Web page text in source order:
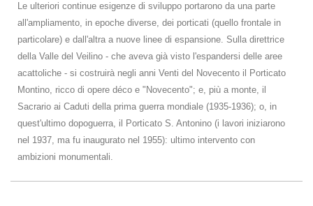
Le ulteriori continue esigenze di sviluppo portarono da una parte
all'ampliamento, in epoche diverse, dei porticati (quello frontale in
particolare) e dall'altra a nuove linee di espansione. Sulla direttrice
della Valle del Veilino - che aveva già visto l'espandersi delle aree
acattoliche - si costruirà negli anni Venti del Novecento il Porticato
Montino, ricco di opere déco e "Novecento"; e, più a monte, il
Sacrario ai Caduti della prima guerra mondiale (1935-1936); o, in
quest'ultimo dopoguerra, il Porticato S. Antonino (i lavori iniziarono
nel 1937, ma fu inaugurato nel 1955): ultimo intervento con
ambizioni monumentali.